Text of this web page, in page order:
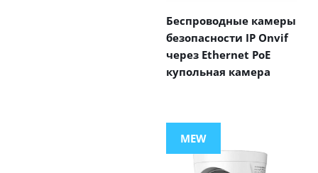
Беспроводные камеры
безопасности IP Onvif
через Ethernet PoE
купольная камера
MEW